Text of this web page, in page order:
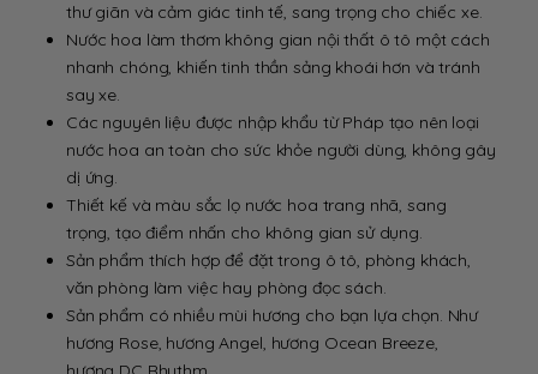
thư giãn và cảm giác tinh tế, sang trọng cho chiếc xe.
Nước hoa làm thơm không gian nội thất ô tô một cách
nhanh chóng, khiến tinh thần sảng khoái hơn và tránh
say xe.
Các nguyên liệu được nhập khẩu từ Pháp tạo nên loại
nước hoa an toàn cho sức khỏe người dùng, không gây
dị ứng.
Thiết kế và màu sắc lọ nước hoa trang nhã, sang
trọng, tạo điểm nhấn cho không gian sử dụng.
Sản phẩm thích hợp để đặt trong ô tô, phòng khách,
văn phòng làm việc hay phòng đọc sách.
Sản phẩm có nhiều mùi hương cho bạn lựa chọn. Như
hương Rose, hương Angel, hương Ocean Breeze,